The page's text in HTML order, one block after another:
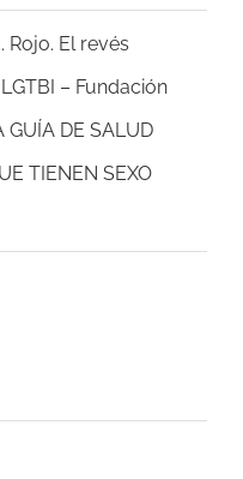
Rojo. El revés
– Fundación
GUÍA DE SALUD
TIENEN SEXO